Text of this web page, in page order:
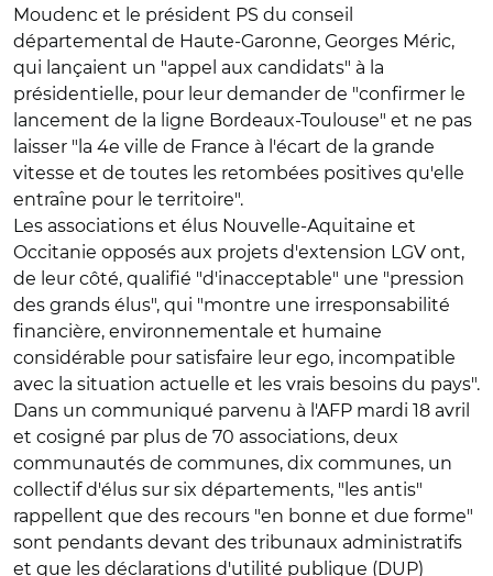
Moudenc et le président PS du conseil
départemental de Haute-Garonne, Georges Méric,
qui lançaient un "appel aux candidats" à la
présidentielle, pour leur demander de "confirmer le
lancement de la ligne Bordeaux-Toulouse" et ne pas
laisser "la 4e ville de France à l'écart de la grande
vitesse et de toutes les retombées positives qu'elle
entraîne pour le territoire".
Les associations et élus Nouvelle-Aquitaine et
Occitanie opposés aux projets d'extension LGV ont,
de leur côté, qualifié "d'inacceptable" une "pression
des grands élus", qui "montre une irresponsabilité
financière, environnementale et humaine
considérable pour satisfaire leur ego, incompatible
avec la situation actuelle et les vrais besoins du pays".
Dans un communiqué parvenu à l'AFP mardi 18 avril
et cosigné par plus de 70 associations, deux
communautés de communes, dix communes, un
collectif d'élus sur six départements, "les antis"
rappellent que des recours "en bonne et due forme"
sont pendants devant des tribunaux administratifs
et que les déclarations d'utilité publique (DUP)